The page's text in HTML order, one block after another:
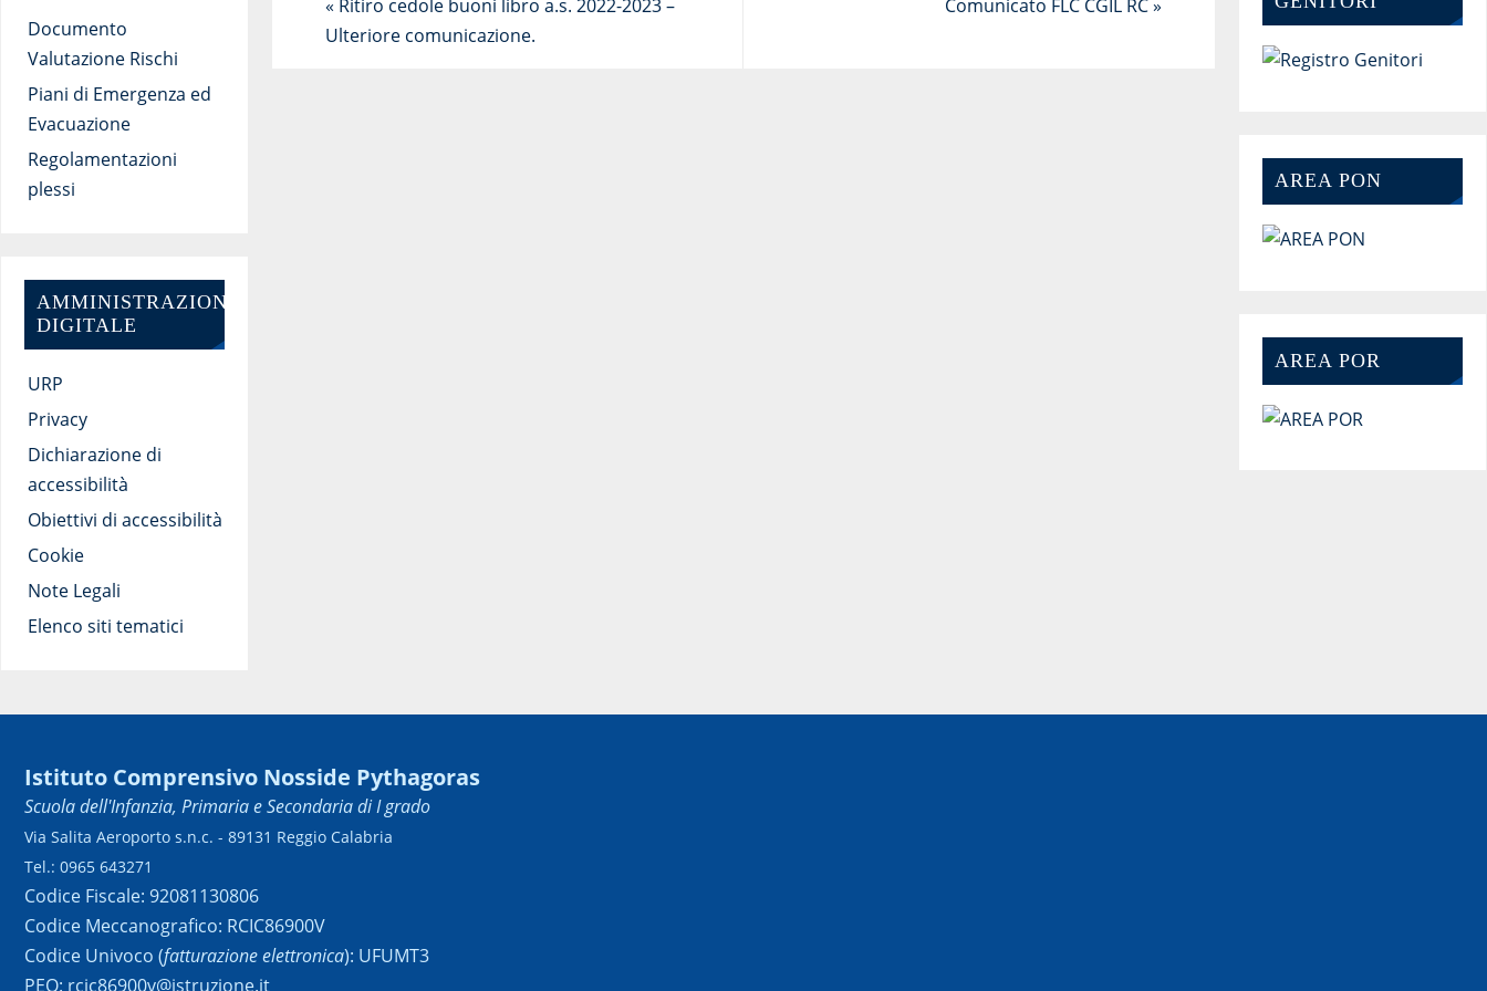
« Ritiro cedole buoni libro a.s. 2022-2023 –
Ulteriore comunicazione.
Comunicato FLC CGIL RC»
Documento
Valutazione Rischi
Piani di Emergenza ed
Evacuazione
Regolamentazioni
plessi
AMMINISTRAZIONE
DIGITALE
URP
Privacy
Dichiarazione di
accessibilità
Obiettivi di accessibilità
Cookie
Note Legali
Elenco siti tematici
AREA PON
AREA POR
Istituto Comprensivo Nosside Pythagoras
Scuola dell'Infanzia, Primaria e Secondaria di I grado
Via Salita Aeroporto s.n.c. - 89131 Reggio Calabria
Tel.: 0965 643271
Codice Fiscale: 92081130806
Codice Meccanografico: RCIC86900V
Codice Univoco (fatturazione elettronica): UFUMT3
PEO: rcic86900v@istruzione.it